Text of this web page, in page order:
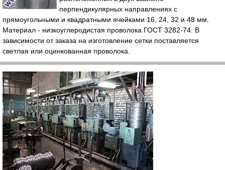
перпендикулярных направлениях с
прямоугольными и квадратными ячейками 16, 24, 32 и 48 мм.
Материал - низкоуглеродистая проволока ГОСТ 3282-74. В
зависимости от заказа на изготовление сетки поставляется
светлая или оцинкованная проволока.